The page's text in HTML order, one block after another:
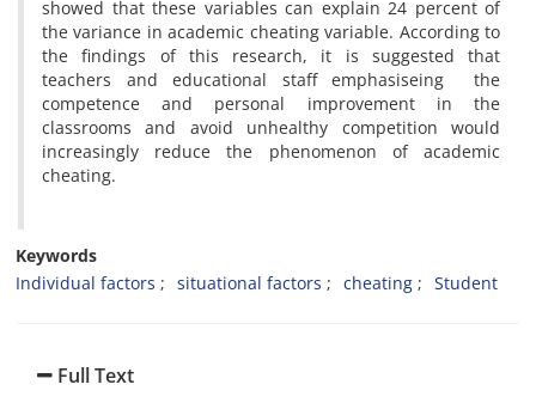
showed that these variables can explain 24 percent of
the variance in academic cheating variable. According to
the findings of this research, it is suggested that
teachers and educational staff emphasiseing the
competence and personal improvement in the
classrooms and avoid unhealthy competition would
increasingly reduce the phenomenon of academic
cheating.
Keywords
Individual factors
situational factors cheating Student
Full Text